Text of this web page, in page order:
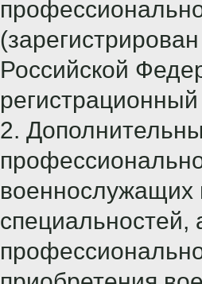
Российской
2.
военнослужащих